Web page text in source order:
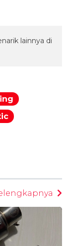
lainnya di